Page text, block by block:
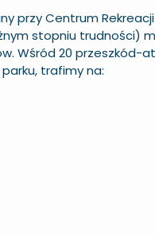
przy Centrum Rekreacji
stopniu trudności)
Wśród 20 przeszkód-
trafimy na: